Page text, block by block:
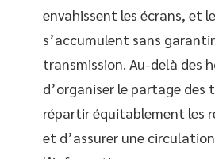
envahissent les écrans, et
s’accumulent sans
transmission. Au-delà des
d’organiser le partage des
répartir équitablement les
et d’assurer une